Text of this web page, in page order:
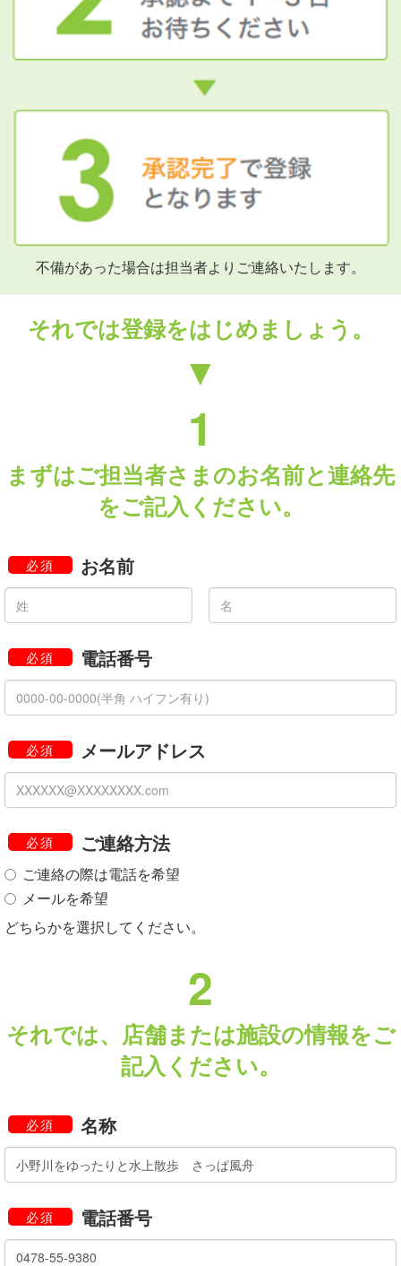
不備があった場合は担当者よりご連絡いたします。
それでは登録をはじめましょう。
▼
1
まずはご担当者さまのお名前と連絡先
をご記入ください。
必須 お名前
必須 電話番号
必須 メールアドレス
必須 ご連絡方法
ご連絡の際は電話を希望
メールを希望
どちらかを選択してください。
2
それでは、店舗または施設の情報をご
記入ください。
必須 名称
必須 電話番号